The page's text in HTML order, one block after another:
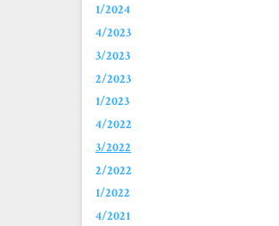
1/2024
4/2023
3/2023
2/2023
1/2023
4/2022
3/2022
2/2022
1/2022
4/2021